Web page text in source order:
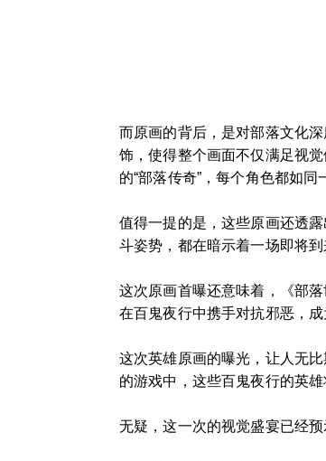
而原画的背后，是对部落文化
饰，使得整个画面不仅满足视
的“部落传奇”，每个角色都如
值得一提的是，这些原画还透
斗姿势，都在暗示着一场即将
这次原画首曝还意味着，《部
在百鬼夜行中携手对抗邪恶，
这次英雄原画的曝光，让人无
的游戏中，这些百鬼夜行的英
无疑，这一次的视觉盛宴已经